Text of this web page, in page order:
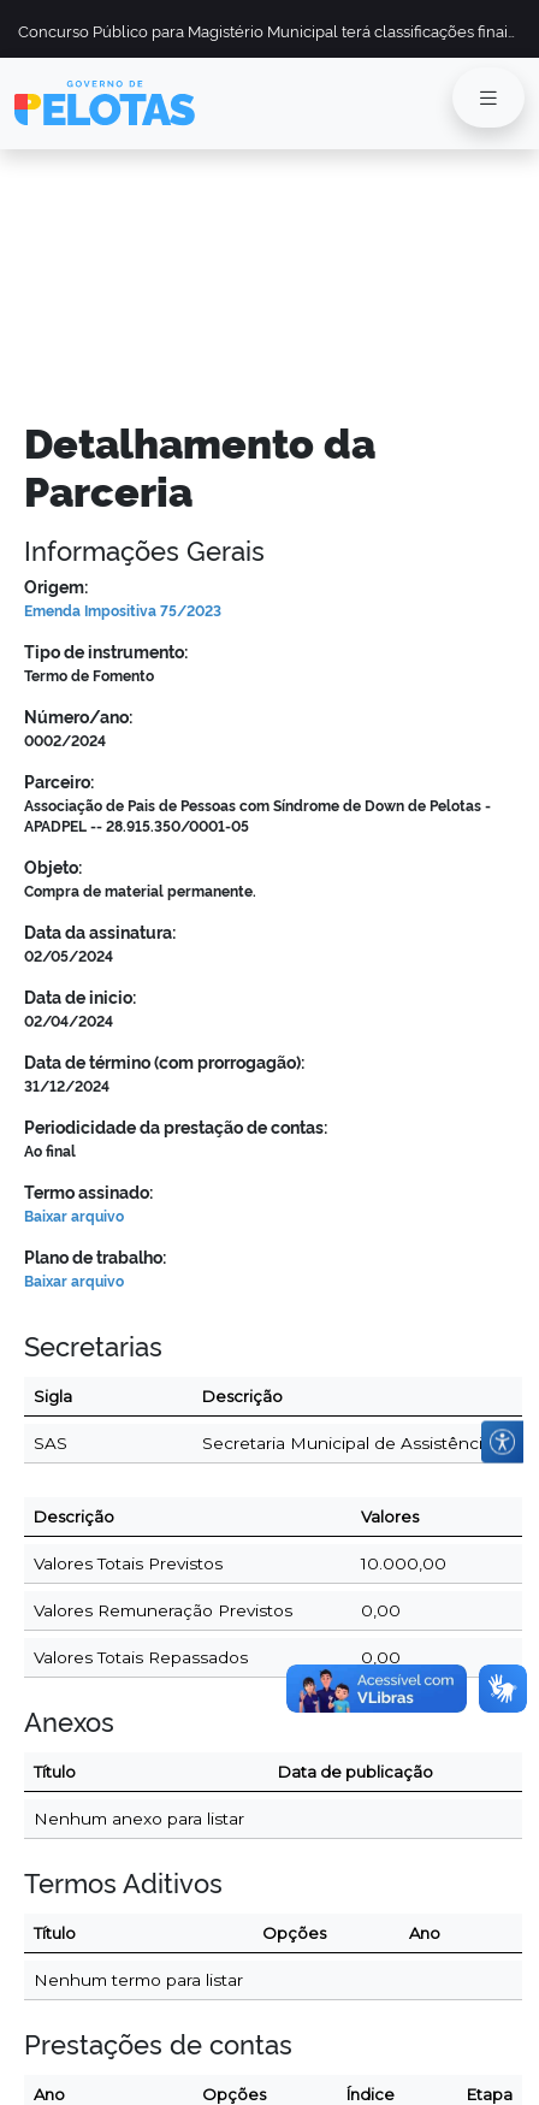
Detalhamento da
Parceria
Informações Gerais
Origem:
Emenda Impositiva 75/2023
Tipo de instrumento:
Termo de Fomento
Número/ano:
0002/2024
Parceiro:
Associação de Pais de Pessoas com Síndrome de Down de Pelotas -
APADPEL -- 28.915.350/0001-05
Objeto:
Compra de material permanente.
Data da assinatura:
02/05/2024
Data de inicio:
02/04/2024
Data de término (com prorrogagão):
31/12/2024
Periodicidade da prestação de contas:
Ao final
Termo assinado:
Baixar arquivo
Plano de trabalho:
Baixar arquivo
Secretarias
Sigla Descrição
SAS Secretaria Municipal de Assistência
Descrição Valores
Valores Totais Previstos 10.000,00
Valores Remuneração Previstos 0,00
Valores Totais Repassados 0,00
Anexos
Título Data de publicação
Nenhum anexo para listar
Termos Aditivos
Título Opções Ano
Nenhum termo para listar
Prestações de contas
Ano Opções Índice Etapa